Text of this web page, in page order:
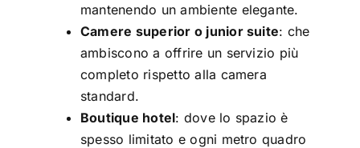
mantenendo un ambiente elegante.
Camere superior o junior suite: che
ambiscono a offrire un servizio più
completo rispetto alla camera
standard.
Boutique hotel: dove lo spazio è
spesso limitato e ogni metro quadro